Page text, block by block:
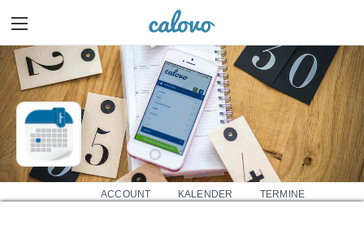
ACCOUNT KALENDER TERMINE